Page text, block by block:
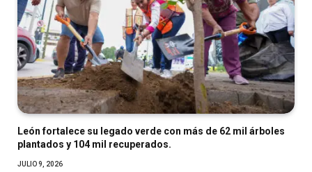
León fortalece su legado verde con más de 62 mil árboles
plantados y 104 mil recuperados.
JULIO 9, 2026